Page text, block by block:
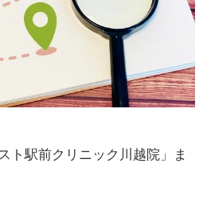
ト駅前クリニック川越院」ま